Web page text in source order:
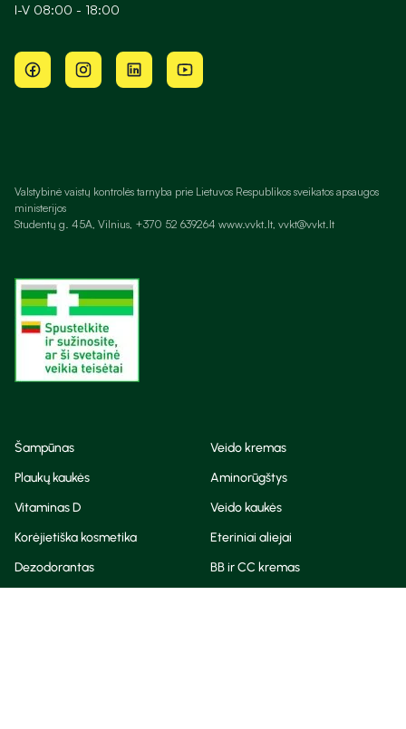
I-V 08:00 - 18:00
Valstybinė vaistų kontrolės tarnyba prie Lietuvos Respublikos sveikatos apsaugos
ministerijos
Studentų g. 45A, Vilnius, +370 52 639264 www.vvkt.lt, vvkt@vvkt.lt
Šampūnas
Veido kremas
Plaukų kaukės
Aminorūgštys
Vitaminas D
Veido kaukės
Korėjietiška kosmetika
Eteriniai aliejai
Dezodorantas
BB ir CC kremas